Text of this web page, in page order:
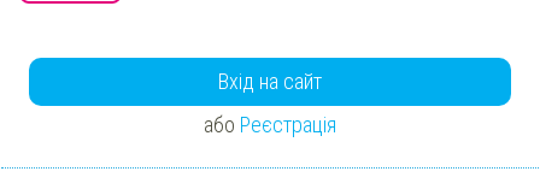
Вхід на сайт
або Реєстрація